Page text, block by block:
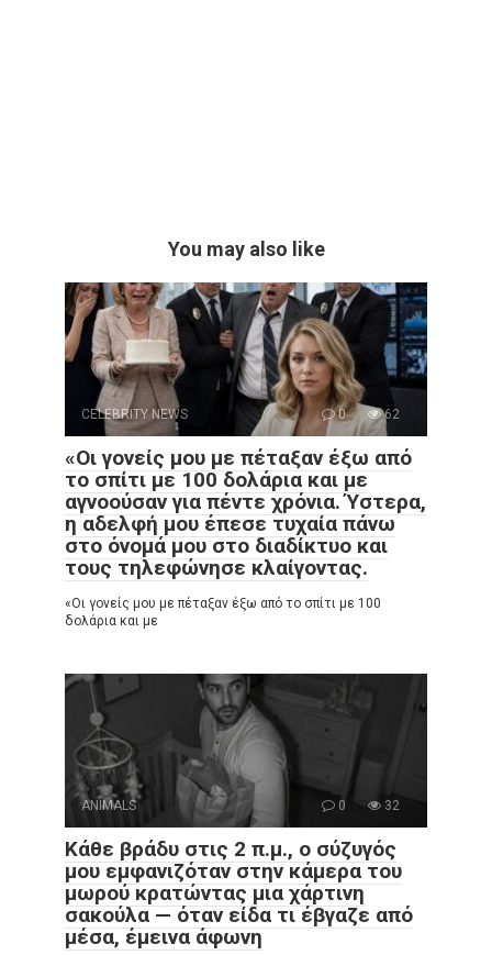
You may also like
CELEBRITY NEWS 0 62
«Οι γονείς μου με πέταξαν έξω από
το σπίτι με 100 δολάρια και με
αγνοούσαν για πέντε χρόνια. Ύστερα,
η αδελφή μου έπεσε τυχαία πάνω
στο όνομά μου στο διαδίκτυο και
τους τηλεφώνησε κλαίγοντας.
«Οι γονείς μου με πέταξαν έξω από το σπίτι με 100
δολάρια και με
ANIMALS 0 32
Κάθε βράδυ στις 2 π.μ., ο σύζυγός
μου εμφανιζόταν στην κάμερα του
μωρού κρατώντας μια χάρτινη
σακούλα — όταν είδα τι έβγαζε από
μέσα, έμεινα άφωνη